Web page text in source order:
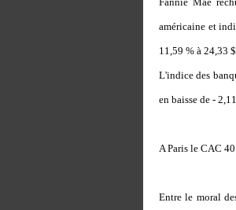
américaine et
11,59 % à 24,33
L'indice des
en baisse de -
A Paris le CAC
Entre le moral